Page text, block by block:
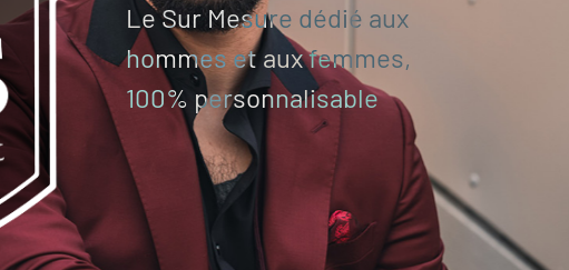
Le Sur Mesure dédié aux
hommes et aux femmes,
100% personnalisable